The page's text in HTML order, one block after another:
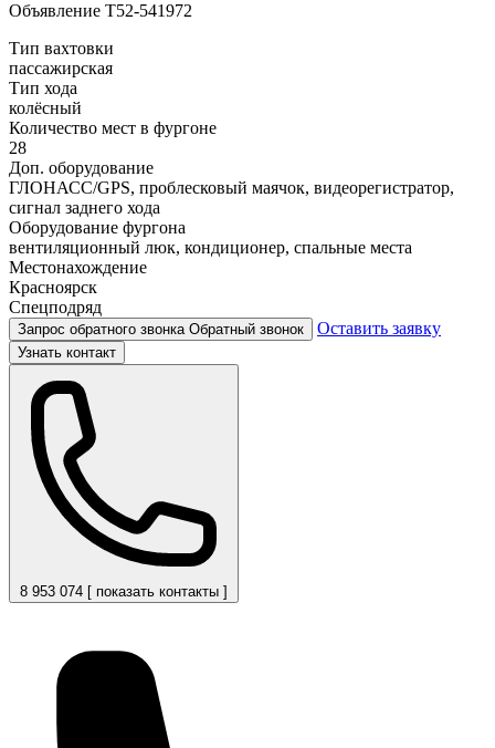
Объявление T52-541972
Тип вахтовки
пассажирская
Тип хода
колёсный
Количество мест в фургоне
28
Доп. оборудование
ГЛОНАСС/GPS, проблесковый маячок, видеорегистратор,
сигнал заднего хода
Оборудование фургона
вентиляционный люк, кондиционер, спальные места
Местонахождение
Красноярск
Спецподряд
Запрос обратного звонка Обратный звонок Оставить заявку
Узнать контакт
8 953 074 [ показать контакты ]